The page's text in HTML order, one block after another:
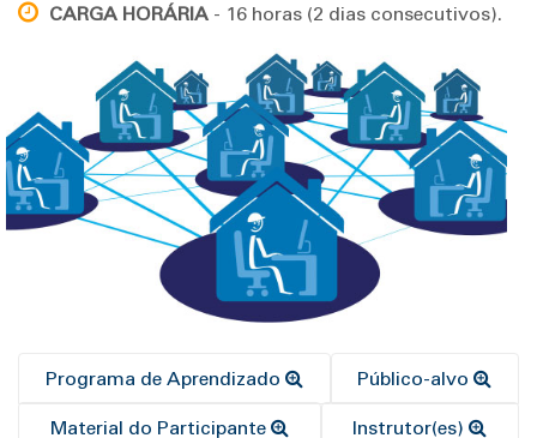
CARGA HORÁRIA - 16 horas (2 dias consecutivos).
Programa de Aprendizado Público-alvo
Material do Participante Instrutor(es)